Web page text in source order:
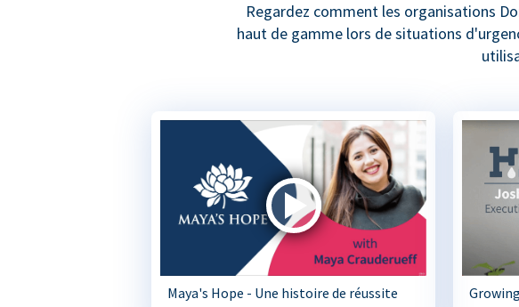
Regardez comment les organisations
haut de gamme lors de situations
Maya's Hope - Une histoire de réussite